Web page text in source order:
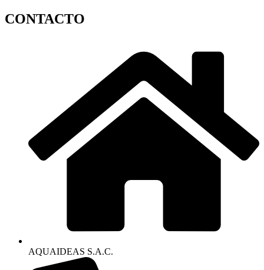
CONTACTO
AQUAIDEAS S.A.C.